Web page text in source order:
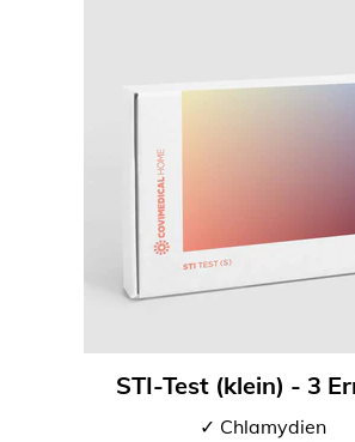
STI-Test (klein) - 3
✓ Chlamydien